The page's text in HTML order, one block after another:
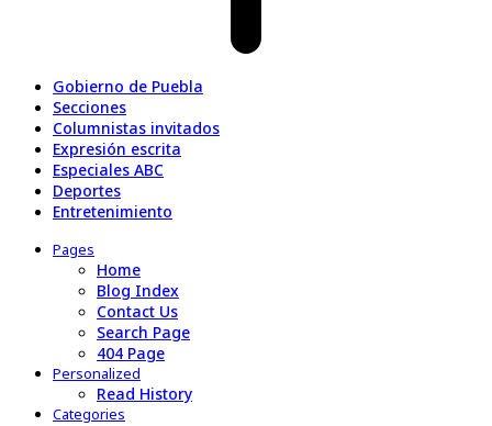
Gobierno de Puebla
Secciones
Columnistas invitados
Expresión escrita
Especiales ABC
Deportes
Entretenimiento
Pages
Home
Blog Index
Contact Us
Search Page
404 Page
Personalized
Read History
Categories